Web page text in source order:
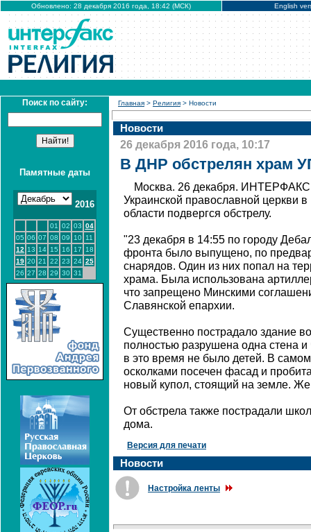
Обновлено: 28 декабря 2016 года, 18:42 (МСК) English
Поиск по сайту:
Памятные даты
2016
01 02 03 04
05 06 07 08 09 10
11
12 13 14 15 16 17
18
19 20 21 22 23 24 25
26 27 28 29 30 31
Главная > Религия > Новости
Новости
26 декабря 2016 года, 10:17
В ДНР обстрелян храм
Москва. 26 декабря. ИНТЕРФАКС
Украинской православной церкви
области подвергся обстрелу.
"23 декабря в 14:55 по городу
фронта было выпущено, по
снарядов. Один из них попал на
храма. Была использована
что запрещено Минскими
Славянской епархии.
Существенно пострадало здание
полностью разрушена одна стена
в это время не было детей. В
осколками посечен фасад и
новый купол, стоящий на земле.
От обстрела также пострадали
дома.
Версия для печати
Новости
Настройка ленты